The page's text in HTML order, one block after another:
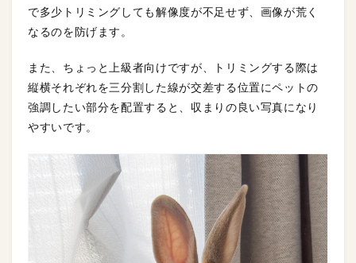
で多少トリミングしても解像度が不足せず、画像が荒く
なるのを防げます。
また、ちょっと上級者向けですが、トリミングする際は
縦横それぞれを三分割した線が交差する位置にペットの
強調したい部分を配置すると、収まりの良い写真になり
やすいです。